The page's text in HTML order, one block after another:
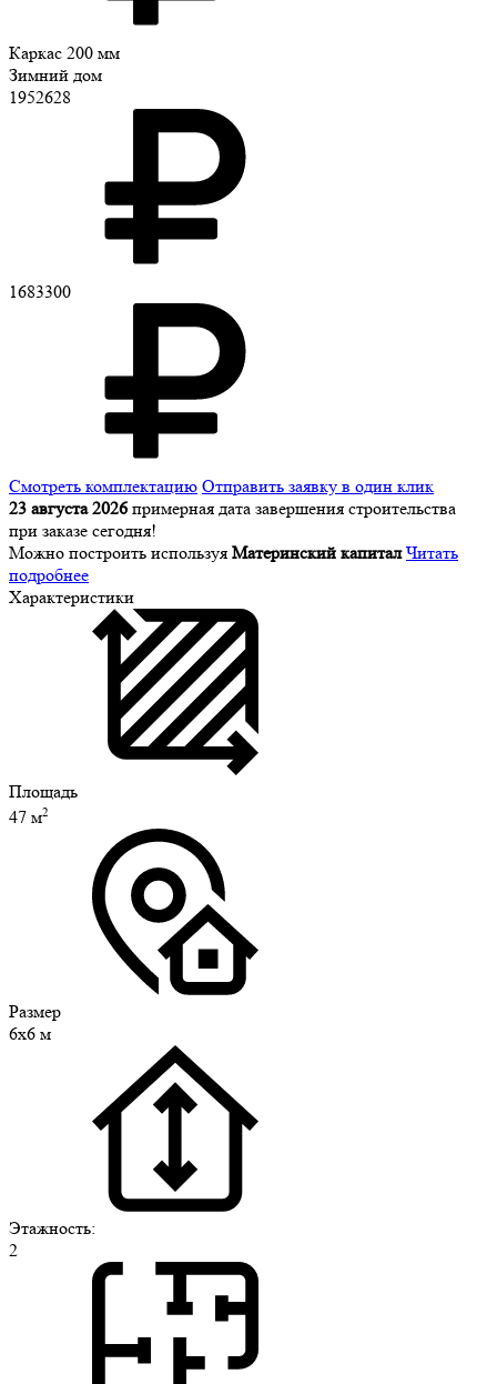
Каркас 200 мм
Зимний дом
1952628
1683300
Смотреть комплектацию Отправить заявку в один клик
23 августа 2026 примерная дата завершения строительства
при заказе сегодня!
Можно построить используя Материнский капитал Читать
подробнее
Характеристики
Площадь
47 м2
Размер
6х6 м
Этажность:
2